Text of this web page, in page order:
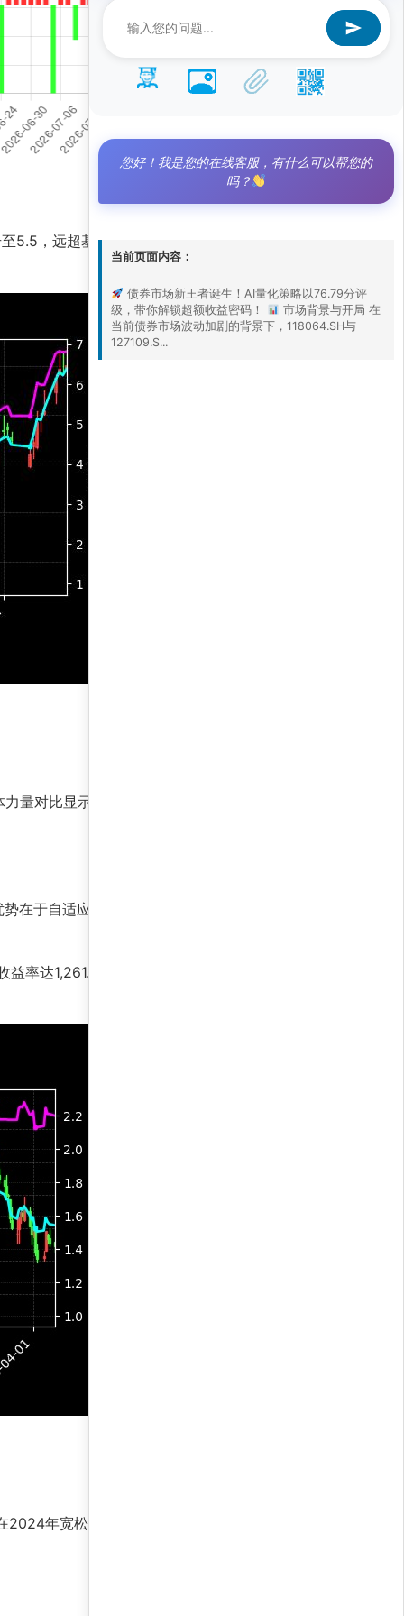
5.5，远超基准净值4.3，展现出强劲的主动管
量对比显示策略正积极布局利率下行周期，捕
在于自适应学习机制，能根据市场情绪自动调
率达1,261.0%，表明策略超额收益能力惊
年宽松周期中，年化收益高达7,305.1%，
您好！我是您的在线客服，有什么可以帮您的
吗？
当前页面内容：
债券市场新王者诞生！AI量化策略以76.79分评
级，带你解锁超额收益密码！
市场背景与开局 在
当前债券市场波动加剧的背景下，118064.SH与
127109.S...